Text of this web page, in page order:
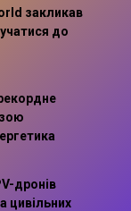
закликав
до
дронів
цивільних